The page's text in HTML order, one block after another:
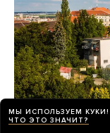
Зачем
МЫ ИСПОЛЬЗУЕМ КУКИ!
ЧТО ЭТО ЗНАЧИТ?